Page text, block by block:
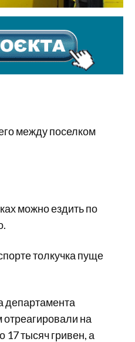
между поселком
можно ездить по
толкучка пуще
департамента
отреагировали на
тысяч гривен, а